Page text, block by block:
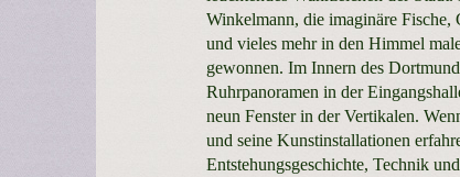
Winkelmann, die imaginäre Fische,
und vieles mehr in den Himmel
gewonnen. Im Innern des
Ruhrpanoramen in der
neun Fenster in der Vertikalen.
und seine Kunstinstallationen
Entstehungsgeschichte, Technik